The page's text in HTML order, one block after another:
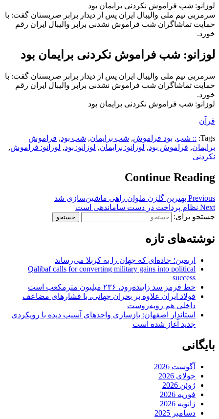
لوزانو: شب فراموش نکردنی برایمان بود
سرمربی تیم ملی والیبال ایران پس از دیدار برابر صربستان گفت: با
حمایت تماشاگران شب فراموش نشدنی برابر والیبال ایران رقم
خورد.
لوزانو: شب فراموش نکردنی برایمان بود
سرمربی تیم ملی والیبال ایران پس از دیدار برابر صربستان گفت: با
حمایت تماشاگران شب فراموش نشدنی برابر والیبال ایران رقم
خورد.
لوزانو: شب فراموش نکردنی برایمان بود
قرآن
Tags: :: شب, بود فراموش, شب برایمان, شب بود, فراموش
برایمان, فراموش بود, لوزانو: برایمان, لوزانو: بود, لوزانو: فراموش,
نکردنی
Continue Reading
Previous بهترین گلزن ملوان راهی ماشین‌سازی شد
Next نظام پرداخت در دست ساماندهی است
جستجو برای:
نوشته‌های تازه
اربعین؛ جاده‌ای که جهان را به کربلا می‌رساند
Qalibaf calls for converting military gains into political
success
خط قرمز سد زاینده‌رود، ۲۳۶ میلیون مترمکعب است
فولاد ایران علاوه بر بحران جهانی، با فشارهای مضاعف
داخلی هم روبه‌روست
استاندار اصفهان: بازسازی واحدهای آسیب دیده با رویکردی
جدید آغاز شده است
بایگانی
آگوست 2026
جولای 2026
ژوئن 2026
فوریه 2026
ژانویه 2026
دسامبر 2025